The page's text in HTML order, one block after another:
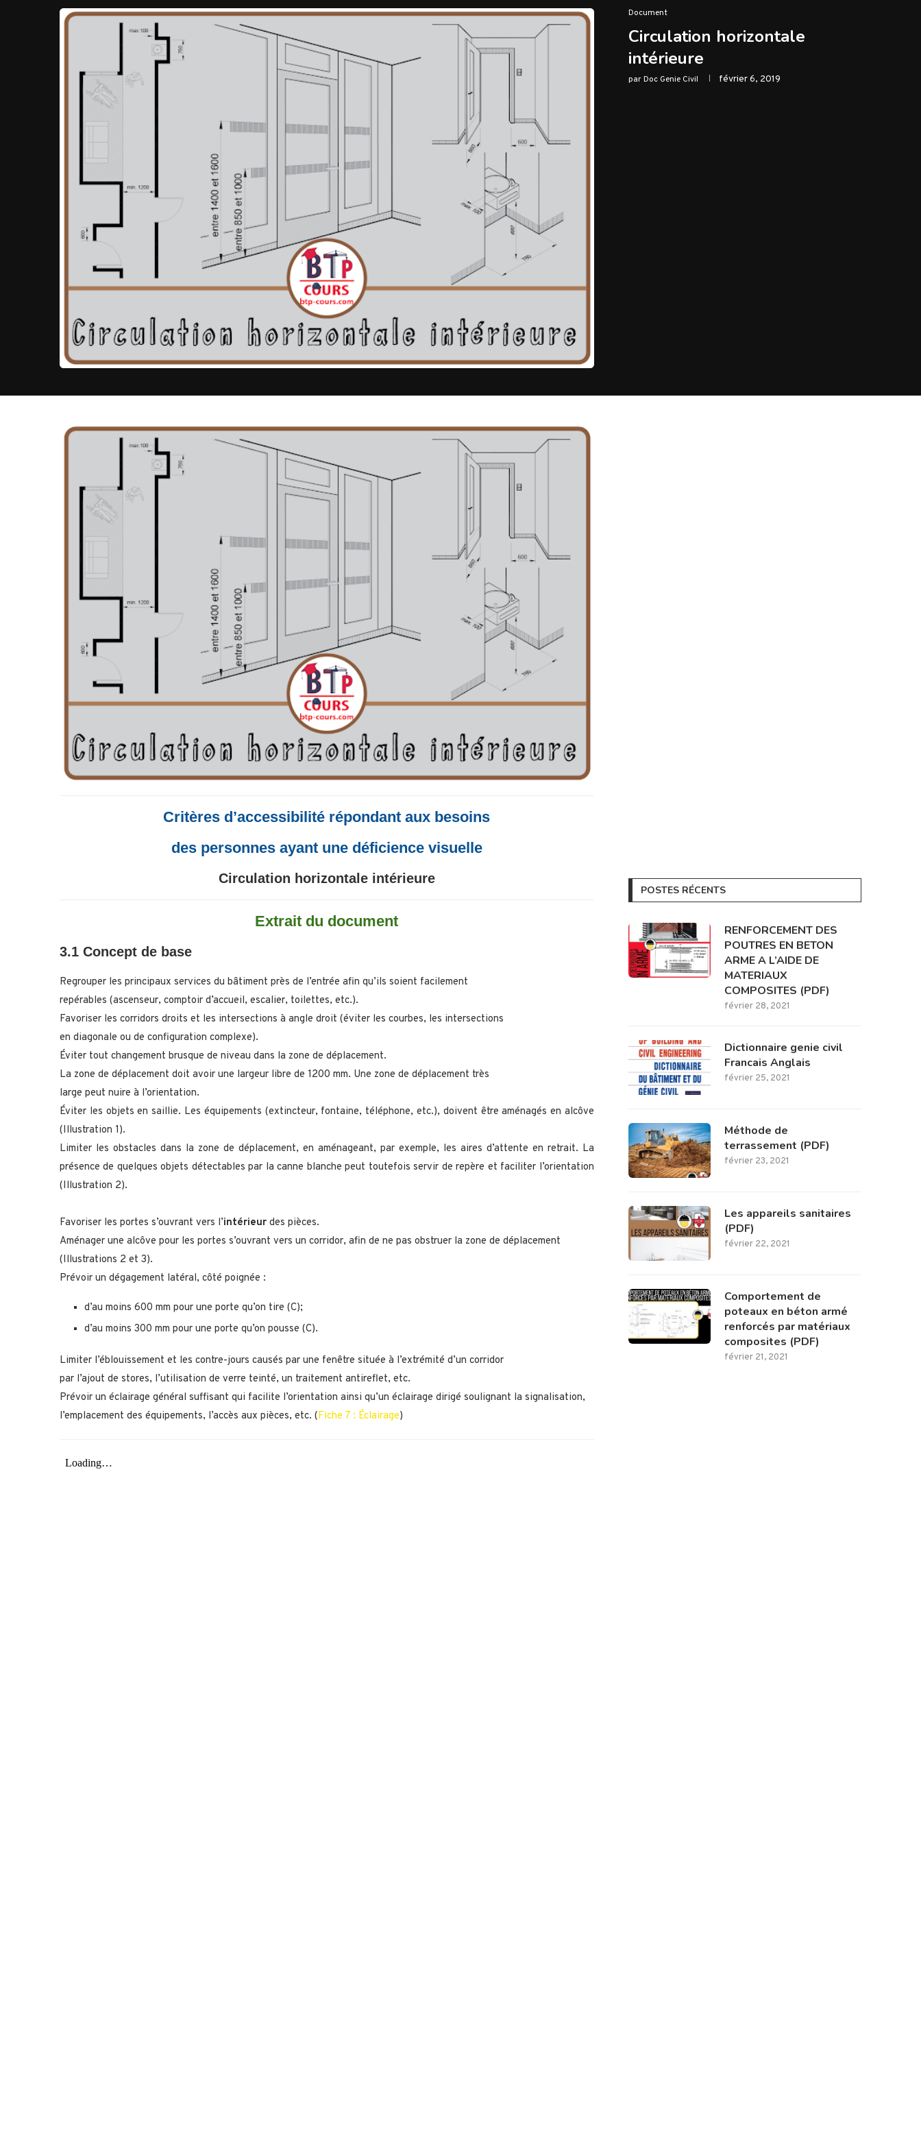
Document
Circulation horizontale
intérieure
parDoc Genie Civil février 6, 2019
Critères d’accessibilité répondant aux besoins
des personnes ayant une déficience visuelle
Circulation horizontale intérieure
Extrait du document
3.1 Concept de base
Regrouper les principaux services du bâtiment près de l’entrée afin qu’ils soient facilement
repérables (ascenseur, comptoir d’accueil, escalier, toilettes, etc.).
Favoriser les corridors droits et les intersections à angle droit (éviter les courbes, les intersections
en diagonale ou de configuration complexe).
Éviter tout changement brusque de niveau dans la zone de déplacement.
La zone de déplacement doit avoir une largeur libre de 1200 mm. Une zone de déplacement très
large peut nuire à l’orientation.
Éviter les objets en saillie. Les équipements (extincteur, fontaine, téléphone, etc.), doivent être aménagés en alcôve
(Illustration 1).
Limiter les obstacles dans la zone de déplacement, en aménageant, par exemple, les aires d’attente en retrait. La
présence de quelques objets détectables par la canne blanche peut toutefois servir de repère et faciliter l’orientation
(Illustration 2).
Favoriser les portes s’ouvrant vers l’intérieur des pièces.
Aménager une alcôve pour les portes s’ouvrant vers un corridor, afin de ne pas obstruer la zone de déplacement
(Illustrations 2 et 3).
Prévoir un dégagement latéral, côté poignée :
d’au moins 600 mm pour une porte qu’on tire (C);
d’au moins 300 mm pour une porte qu’on pousse (C).
Limiter l’éblouissement et les contre-jours causés par une fenêtre située à l’extrémité d’un corridor
par l’ajout de stores, l’utilisation de verre teinté, un traitement antireflet, etc.
Prévoir un éclairage général suffisant qui facilite l’orientation ainsi qu’un éclairage dirigé soulignant la signalisation,
l’emplacement des équipements, l’accès aux pièces, etc. (Fiche 7 : Éclairage)
POSTES RÉCENTS
RENFORCEMENT DES
POUTRES EN BETON
ARME A L’AIDE DE
MATERIAUX
COMPOSITES (PDF)
février 28, 2021
Dictionnaire genie civil
Francais Anglais
février 25, 2021
Méthode de
terrassement (PDF)
février 23, 2021
Les appareils sanitaires
(PDF)
février 22, 2021
Comportement de
poteaux en béton armé
renforcés par matériaux
composites (PDF)
février 21, 2021